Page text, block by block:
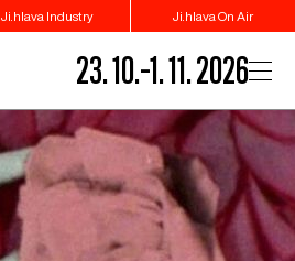
Ji.hlava Industry Ji.hlava On Air
23. 10.–1. 11. 2026